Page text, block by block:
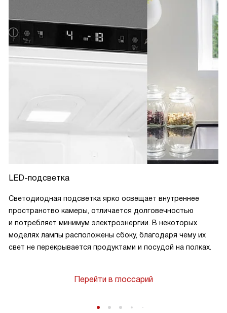
LED-подсветка
Светодиодная подсветка ярко освещает внутреннее
пространство камеры, отличается долговечностью
и потребляет минимум электроэнергии. В некоторых
моделях лампы расположены сбоку, благодаря чему их
свет не перекрывается продуктами и посудой на полках.
Перейти в глоссарий